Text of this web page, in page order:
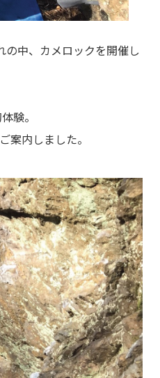
中、カメロックを開催し
験。
案内しました。